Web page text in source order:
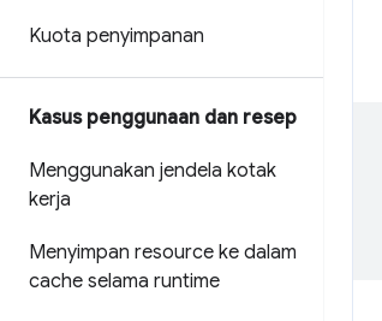
Kuota penyimpanan
Kasus penggunaan dan resep
Menggunakan jendela kotak
kerja
Menyimpan resource ke dalam
cache selama runtime